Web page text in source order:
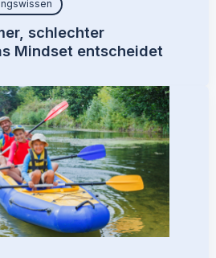
schlechter
Mindset entscheidet